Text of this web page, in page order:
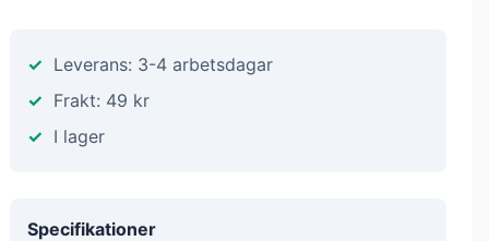
Leverans: 3-4 arbetsdagar
Frakt: 49 kr
I lager
Specifikationer